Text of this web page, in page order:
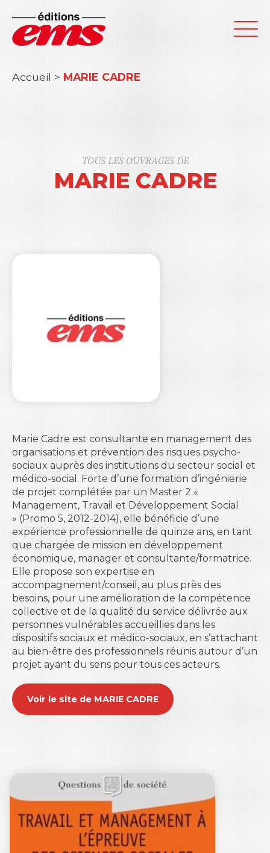
Accueil > MARIE CADRE
TOUS LES OUVRAGES DE
MARIE CADRE
Marie Cadre est consultante en management des
organisations et prévention des risques psycho-
sociaux auprès des institutions du secteur social et
médico-social. Forte d’une formation d’ingénierie
de projet complétée par un Master 2 «
Management, Travail et Développement Social
» (Promo 5, 2012-2014), elle bénéficie d’une
expérience professionnelle de quinze ans, en tant
que chargée de mission en développement
économique, manager et consultante/formatrice.
Elle propose son expertise en
accompagnement/conseil, au plus près des
besoins, pour une amélioration de la compétence
collective et de la qualité du service délivrée aux
personnes vulnérables accueillies dans les
dispositifs sociaux et médico-sociaux, en s’attachant
au bien-être des professionnels réunis autour d’un
projet ayant du sens pour tous ces acteurs.
Voir le site de MARIE CADRE